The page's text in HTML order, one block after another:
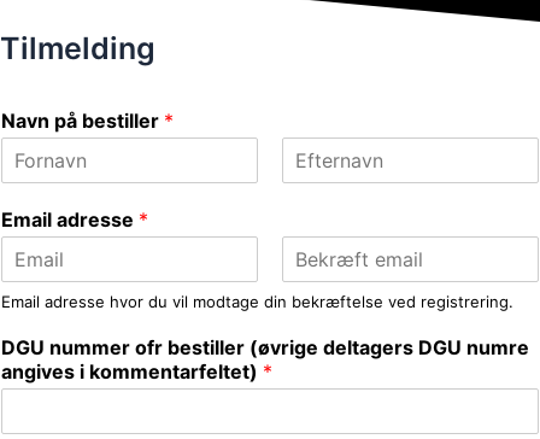
Tilmelding
Navn på bestiller *
i
rEmail adresse *
m
l
o
f
r
Email adresse hvor du vil modtage din bekræftelse ved registrering.
DGU nummer ofr bestiller (øvrige deltagers DGU numre
angives i kommentarfeltet) *